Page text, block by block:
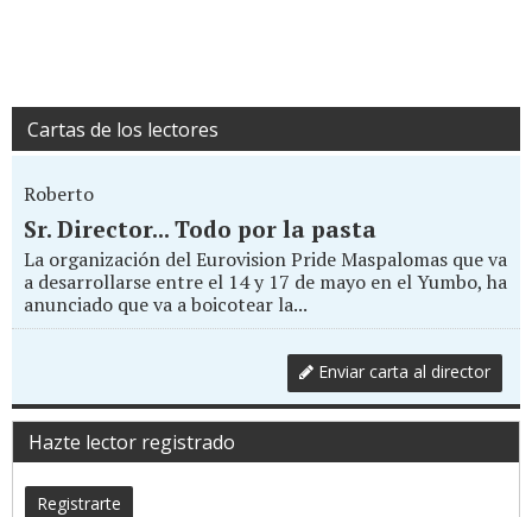
Cartas de los lectores
Roberto
Sr. Director... Todo por la pasta
La organización del Eurovision Pride Maspalomas que va
a desarrollarse entre el 14 y 17 de mayo en el Yumbo, ha
anunciado que va a boicotear la...
Enviar carta al director
Hazte lector registrado
Registrarte